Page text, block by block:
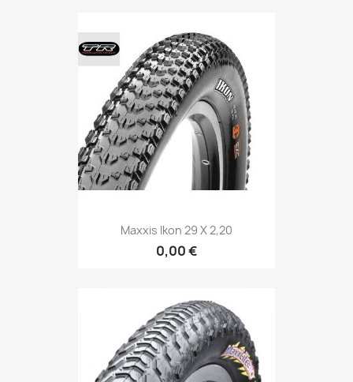
Maxxis Ikon 29 X 2,20
0,00 €